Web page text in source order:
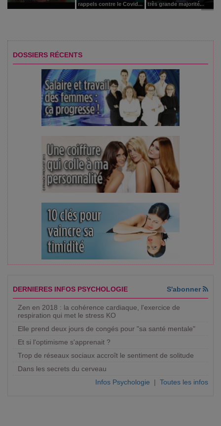
rappels contre le Covid...
très grande majorité...
DOSSIERS RÉCENTS
DERNIERES INFOS PSYCHOLOGIE S'abonner
Zen en 2018 : la cohérence cardiaque, l'exercice de
respiration qui met le stress KO
Elle prend deux jours de congés pour "sa santé mentale"
Et si l'optimisme s'apprenait ?
Trop de réseaux sociaux accroît le sentiment de solitude
Dans les secrets du cerveau
Infos Psychologie | Toutes les infos